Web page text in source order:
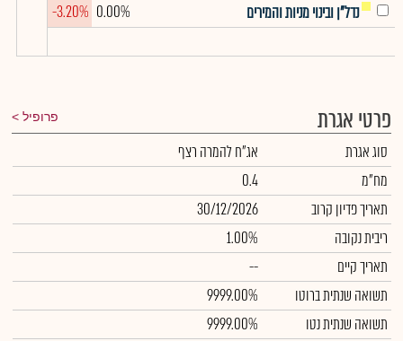
נדל"ן ובינוי מניות והמירים
0.00%
-3.20%
פרטי אגרת פרופיל
סוג אגרת
אג"ח להמרה רצף
מח"מ
0.4
תאריך פדיון קרוב
30/12/2026
ריבית נקובה
1.00%
תאריך קיים
--
תשואה שנתית ברוטו
9999.00%
תשואה שנתית נטו
9999.00%